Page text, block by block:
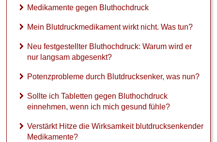
Medikamente gegen Bluthochdruck
Mein Blutdruckmedikament wirkt nicht. Was tun?
Neu festgestellter Bluthochdruck: Warum wird er
nur langsam abgesenkt?
Potenzprobleme durch Blutdrucksenker, was nun?
Sollte ich Tabletten gegen Bluthochdruck
einnehmen, wenn ich mich gesund fühle?
Verstärkt Hitze die Wirksamkeit blutdrucksenkender
Medikamente?